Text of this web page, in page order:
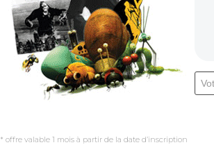
* offre valable 1 mois à partir de la date d’inscription